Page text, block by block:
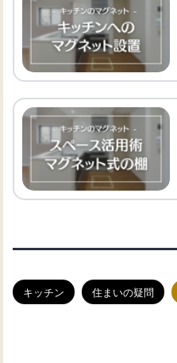
キッチン 住まいの疑問